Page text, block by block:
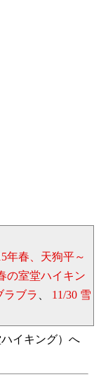
年春、天狗平～
の室堂ハイキン
ラブラ
11/30 雪
イキング）へ